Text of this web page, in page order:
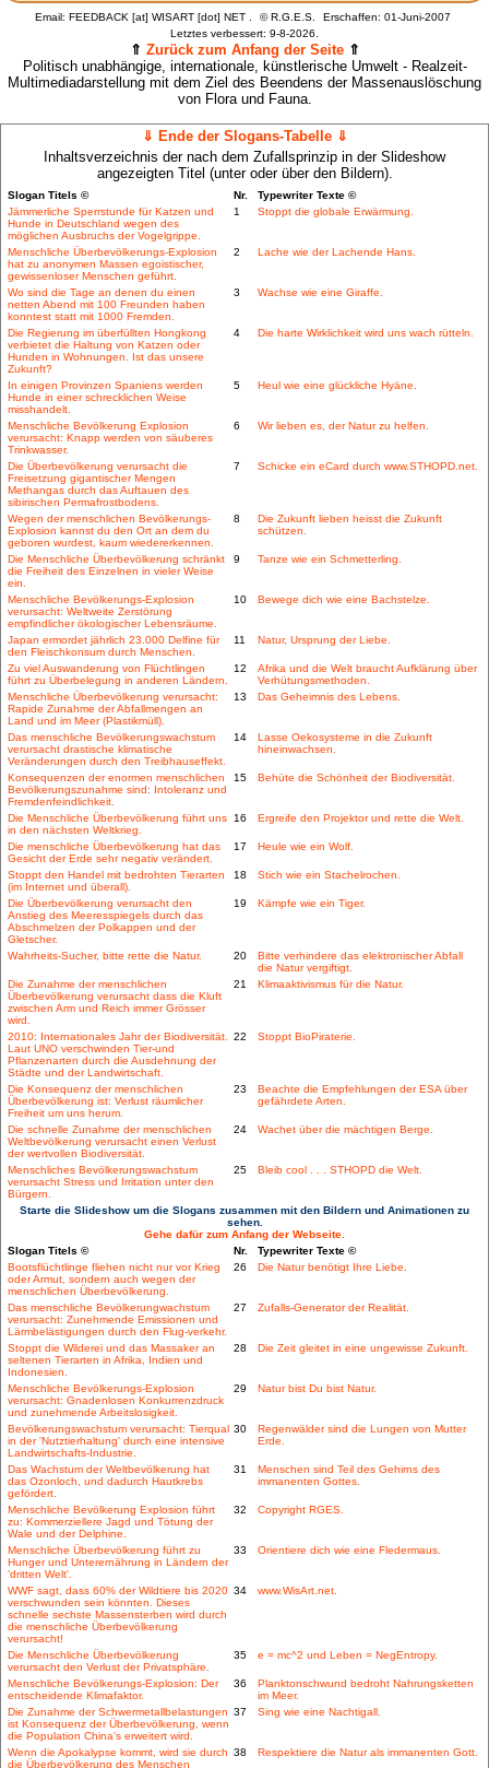
Email: FEEDBACK [at] WISART [dot] NET . ©R.G.E.S.
Erschaffen: 01-Juni-2007
Letztes verbessert: 9-8-2026.
⇑ Zurück zum Anfang der Seite⇑
Politisch unabhängige, internationale, künstlerische Umwelt - Realzeit-
Multimediadarstellung mit dem Ziel des Beendens der Massenauslöschung
von Flora und Fauna.
⇓ Ende der Slogans-Tabelle ⇓
Inhaltsverzeichnis der nach dem Zufallsprinzip in der Slideshow
angezeigten Titel (unter oder über den Bildern).
Slogan Titels © Nr.
Typewriter Texte ©
Jämmerliche Sperrstunde für Katzen und
Hunde in Deutschland wegen des
möglichen Ausbruchs der Vogelgrippe.
1 Stoppt die globale Erwärmung.
Menschliche Überbevölkerungs-Explosion
hat zu anonymen Massen egoistischer,
gewissenloser Menschen geführt.
2 Lache wie der Lachende Hans.
Wo sind die Tage an denen du einen
netten Abend mit 100 Freunden haben
konntest statt mit 1000 Fremden.
3 Wachse wie eine Giraffe.
Die Regierung im überfüllten Hongkong
verbietet die Haltung von Katzen oder
Hunden in Wohnungen. Ist das unsere
Zukunft?
4 Die harte Wirklichkeit wird uns wach rütteln.
In einigen Provinzen Spaniens werden
Hunde in einer schrecklichen Weise
misshandelt.
5 Heul wie eine glückliche Hyäne.
Menschliche Bevölkerung Explosion
verursacht: Knapp werden von säuberes
Trinkwasser.
6 Wir lieben es, der Natur zu helfen.
Die Überbevölkerung verursacht die
Freisetzung gigantischer Mengen
Methangas durch das Auftauen des
sibirischen Permafrostbodens.
7 Schicke ein eCard durch www.STHOPD.net.
Wegen der menschlichen Bevölkerungs-
Explosion kannst du den Ort an dem du
geboren wurdest, kaum wiedererkennen.
8
Die Zukunft lieben heisst die Zukunft
schützen.
Die Menschliche Überbevölkerung schränkt
die Freiheit des Einzelnen in vieler Weise
ein.
9 Tanze wie ein Schmetterling.
Menschliche Bevölkerungs-Explosion
verursacht: Weltweite Zerstörung
empfindlicher ökologischer Lebensräume.
10 Bewege dich wie eine Bachstelze.
Japan ermordet jährlich 23.000 Delfine für
den Fleischkonsum durch Menschen.
11 Natur, Ursprung der Liebe.
Zu viel Auswanderung von Flüchtlingen
führt zu Überbelegung in anderen Ländern.
12
Afrika und die Welt braucht Aufklärung über
Verhütungsmethoden.
Menschliche Überbevölkerung verursacht:
Rapide Zunahme der Abfallmengen an
Land und im Meer (Plastikmüll).
13 Das Geheimnis des Lebens.
Das menschliche Bevölkerungswachstum
verursacht drastische klimatische
Veränderungen durch den Treibhauseffekt.
14
Lasse Oekosysteme in die Zukunft
hineinwachsen.
Konsequenzen der enormen menschlichen
Bevölkerungszunahme sind: Intoleranz und
Fremdenfeindlichkeit.
15 Behüte die Schönheit der Biodiversität.
Die Menschliche Überbevölkerung führt uns
in den nächsten Weltkrieg.
16 Ergreife den Projektor und rette die Welt.
Die menschliche Überbevölkerung hat das
Gesicht der Erde sehr negativ verändert.
17 Heule wie ein Wolf.
Stoppt den Handel mit bedrohten Tierarten
(im Internet und überall).
18 Stich wie ein Stachelrochen.
Die Überbevölkerung verursacht den
Anstieg des Meeresspiegels durch das
Abschmelzen der Polkappen und der
Gletscher.
19 Kämpfe wie ein Tiger.
Wahrheits-Sucher, bitte rette die Natur. 20
Bitte verhindere das elektronischer Abfall
die Natur vergiftigt.
Die Zunahme der menschlichen
Überbevölkerung verursacht dass die Kluft
zwischen Arm und Reich immer Grösser
wird.
21 Klimaaktivismus für die Natur.
2010: Internationales Jahr der Biodiversität.
Laut UNO verschwinden Tier-und
Pflanzenarten durch die Ausdehnung der
Städte und der Landwirtschaft.
22 Stoppt BioPiraterie.
Die Konsequenz der menschlichen
Überbevölkerung ist: Verlust räumlicher
Freiheit um uns herum.
23
Beachte die Empfehlungen der ESA über
gefährdete Arten.
Die schnelle Zunahme der menschlichen
Weltbevölkerung verursacht einen Verlust
der wertvollen Biodiversität.
24 Wachet über die mächtigen Berge.
Menschliches Bevölkerungswachstum
verursacht Stress und Irritation unter den
Bürgern.
25 Bleib cool . . . STHOPD die Welt.
Starte die Slideshow um die Slogans zusammen mit den Bildern und Animationen zu
sehen.
Gehe dafür zum Anfang der Webseite.
Slogan Titels ©
Nr.
Typewriter Texte ©
Bootsflüchtlinge fliehen nicht nur vor Krieg
oder Armut, sondern auch wegen der
menschlichen Überbevölkerung.
26 Die Natur benötigt Ihre Liebe.
Das menschliche Bevölkerungwachstum
verursacht: Zunehmende Emissionen und
Lärmbelästigungen durch den Flug-verkehr.
27 Zufalls-Generator der Realität.
Stoppt die Wilderei und das Massaker an
seltenen Tierarten in Afrika, Indien und
Indonesien.
28 Die Zeit gleitet in eine ungewisse Zukunft.
Menschliche Bevölkerungs-Explosion
verursacht: Gnadenlosen Konkurrenzdruck
und zunehmende Arbeitslosigkeit.
29 Natur bist Du bist Natur.
Bevölkerungswachstum verursacht: Tierqual
in der 'Nutztierhaltung' durch eine intensive
Landwirtschafts-Industrie.
30
Regenwälder sind die Lungen von Mutter
Erde.
Das Wachstum der Weltbevölkerung hat
das Ozonloch, und dadurch Hautkrebs
gefördert.
31
Menschen sind Teil des Gehirns des
immanenten Gottes.
Menschliche Bevölkerung Explosion führt
zu: Kommerziellere Jagd und Tötung der
Wale und der Delphine.
32 Copyright RGES.
Menschliche Überbevölkerung führt zu
Hunger und Unterernährung in Ländern der
'dritten Welt'.
33 Orientiere dich wie eine Fledermaus.
WWF sagt, dass 60% der Wildtiere bis 2020
verschwunden sein könnten. Dieses
schnelle sechste Massensterben wird durch
die menschliche Überbevölkerung
verursacht!
34 www.WisArt.net.
Die Menschliche Überbevölkerung
verursacht den Verlust der Privatsphäre.
35 e = mc^2 und Leben = NegEntropy.
Menschliche Bevölkerungs-Explosion: Der
entscheidende Klimafaktor.
36
Planktonschwund bedroht Nahrungsketten
im Meer.
Die Zunahme der Schwermetallbelastungen
ist Konsequenz der Überbevölkerung, wenn
die Population China's erweitert wird.
37 Sing wie eine Nachtigall.
Wenn die Apokalypse kommt, wird sie durch
die Überbevölkerung des Menschen
38 Respektiere die Natur als immanenten Gott.